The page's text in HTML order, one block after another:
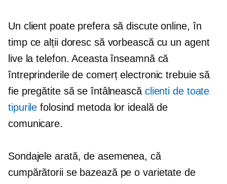
Un client poate prefera să discute online, în
timp ce alții doresc să vorbească cu un agent
live la telefon. Aceasta înseamnă că
întreprinderile de comerț electronic trebuie să
fie pregătite să se întâlnească clienti de toate
tipurile folosind metoda lor ideală de
comunicare.
Sondajele arată, de asemenea, că
cumpărătorii se bazează pe o varietate de